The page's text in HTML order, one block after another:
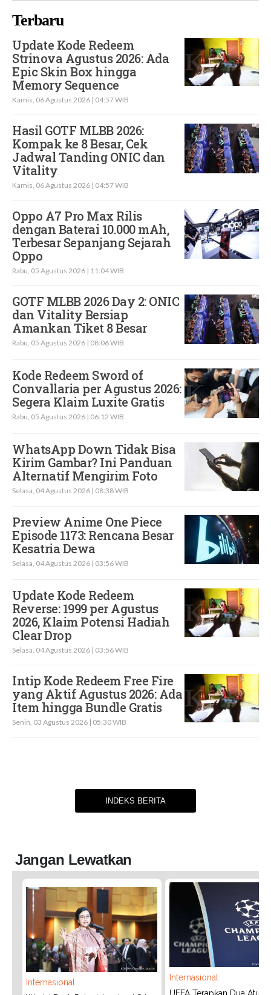
Terbaru
Update Kode Redeem
Strinova Agustus 2026: Ada
Epic Skin Box hingga
Memory Sequence
Kamis, 06 Agustus 2026 | 04:57 WIB
Hasil GOTF MLBB 2026:
Kompak ke 8 Besar, Cek
Jadwal Tanding ONIC dan
Vitality
Kamis, 06 Agustus 2026 | 04:57 WIB
Oppo A7 Pro Max Rilis
dengan Baterai 10.000 mAh,
Terbesar Sepanjang Sejarah
Oppo
Rabu, 05 Agustus 2026 | 11:04 WIB
GOTF MLBB 2026 Day 2: ONIC
dan Vitality Bersiap
Amankan Tiket 8 Besar
Rabu, 05 Agustus 2026 | 08:06 WIB
Kode Redeem Sword of
Convallaria per Agustus 2026:
Segera Klaim Luxite Gratis
Rabu, 05 Agustus 2026 | 06:12 WIB
WhatsApp Down Tidak Bisa
Kirim Gambar? Ini Panduan
Alternatif Mengirim Foto
Selasa, 04 Agustus 2026 | 08:38 WIB
Preview Anime One Piece
Episode 1173: Rencana Besar
Kesatria Dewa
Selasa, 04 Agustus 2026 | 03:56 WIB
Update Kode Redeem
Reverse: 1999 per Agustus
2026, Klaim Potensi Hadiah
Clear Drop
Selasa, 04 Agustus 2026 | 03:56 WIB
Intip Kode Redeem Free Fire
yang Aktif Agustus 2026: Ada
Item hingga Bundle Gratis
Senin, 03 Agustus 2026 | 05:30 WIB
INDEKS BERITA
Jangan Lewatkan
Internasional
Internasional